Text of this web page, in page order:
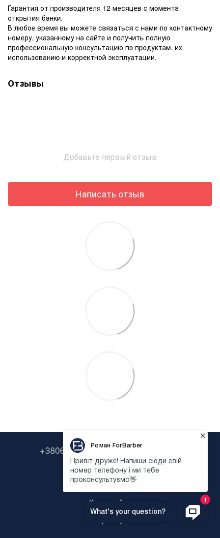
Гарантия от производителя 12 месяцев с момента
открытия банки.
В любое время вы можете связаться с нами по контактному
номеру, указанному на сайте и получить полную
профессиональную консультацию по продуктам, их
использованию и корректной эксплуатации.
Отзывы
Добавьте первый отзыв
Написать отзыв
+380638322646 +380673954135
Контактная информация
Полная версия сайта
Карта сайта